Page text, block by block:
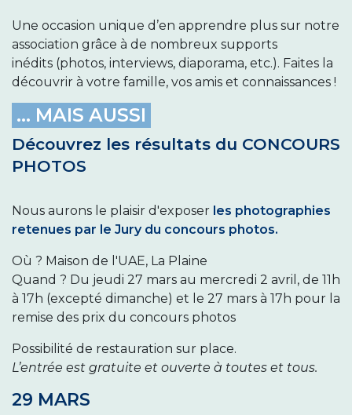
Une occasion unique d’en apprendre plus sur notre
association grâce à de nombreux supports
inédits (photos, interviews, diaporama, etc.). Faites la
découvrir à votre famille, vos amis et connaissances !
... MAIS AUSSI
Découvrez les résultats du CONCOURS
PHOTOS
Nous aurons le plaisir d'exposer les photographies
retenues par le Jury du concours photos.
Où ? Maison de l'UAE, La Plaine
Quand ? Du jeudi 27 mars au mercredi 2 avril, de 11h
à 17h (excepté dimanche) et le 27 mars à 17h pour la
remise des prix du concours photos
Possibilité de restauration sur place.
L’entrée est gratuite et ouverte à toutes et tous.
29 MARS